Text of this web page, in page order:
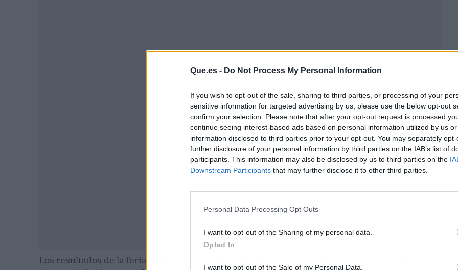
Que.es - Do Not Process My Personal Information
If you wish to opt-out of the sale, sharing to third parties, or processing of your
sensitive information for targeted advertising by us, please use the below opt-out
confirm your selection. Please note that after your opt-out request is processed
continue seeing interest-based ads based on personal information utilized by us
information disclosed to third parties prior to your opt-out. You may separately
further disclosure of your personal information by third parties on the IAB’s list of
participants. This information may also be disclosed by us to third parties on the
Downstream Participants that may further disclose it to other third parties.
Personal Data Processing Opt Outs
I want to opt-out of the Sharing of my personal data.
Opted In
I want to opt-out of the Sale of my Personal Data.
Publicidad
Los resultados de la feria reflejaron el interés continuo en el arte urbano y la creciente